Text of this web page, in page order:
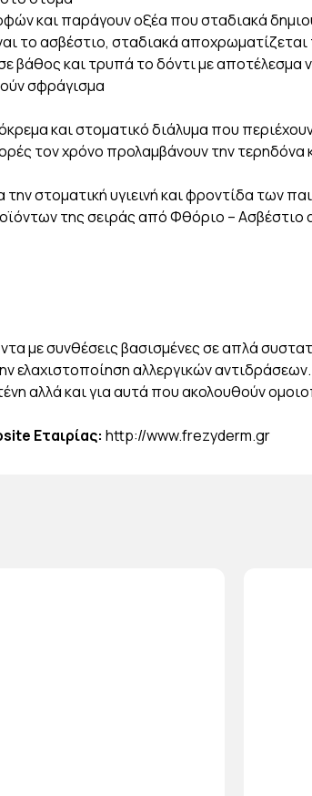
και παράγουν οξέα που σταδιακά
το ασβέστιο, σταδιακά
βάθος και τρυπά το δόντι με αποτέλεσμα
σφράγισμα
και στοματικό διάλυμα που
τον χρόνο προλαμβάνουν την τερηδόνα
στοματική υγιεινή και φροντίδα των
της σειράς από Φθόριο – Ασβέστιο
με συνθέσεις βασισμένες σε απλά
ελαχιστοποίηση αλλεργικών
αλλά και για αυτά που ακολουθούν
Εταιρίας: http://www.frezyderm.gr